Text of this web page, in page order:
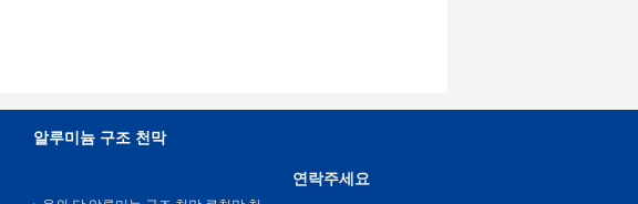
알루미늄 구조 천막
연락주세요